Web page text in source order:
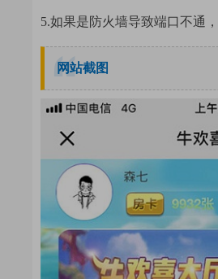
5.如果是防火墙导致端口不通
网站截图